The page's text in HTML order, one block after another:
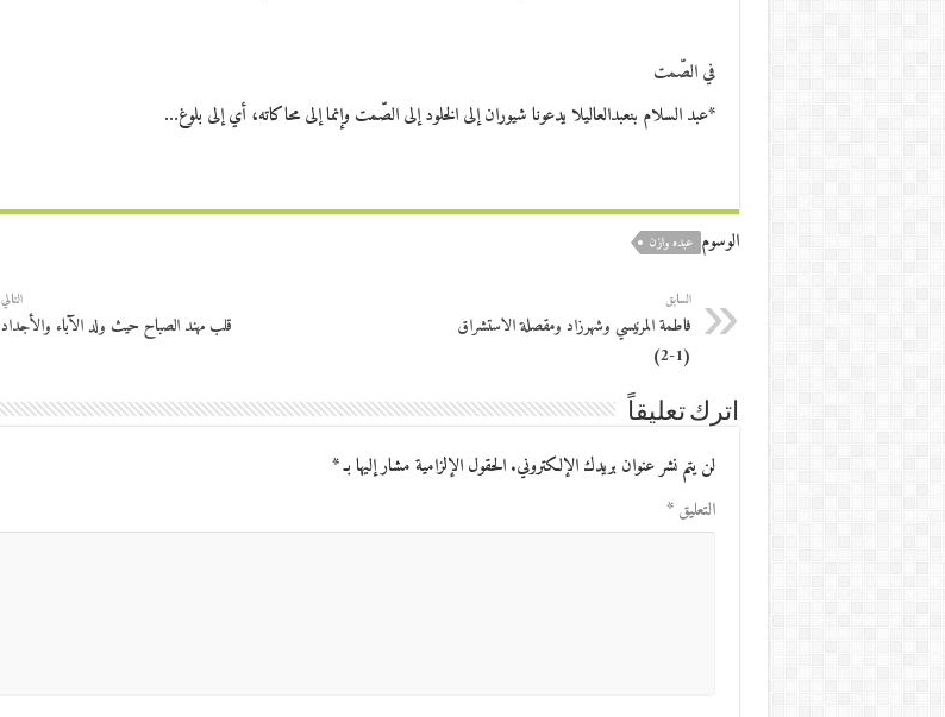
في الصّمت
*عبد السلام بنعبدالعاليلا يدعونا شيوران إلى الخلود إلى الصّمت وإنما إلى محاكاته، أي إلى بلوغ…
الوسوم عبده وازن
السابق
فاطمة المرنيسي وشهرزاد ومقصلة الاستشراق
(1-2)
التالي
قلب مهند الصباح حيث ولد الآباء والأجداد
اترك تعليقاً
لن يتم نشر عنوان بريدك الإلكتروني. الحقول الإلزامية مشار إليها بـ*
التعليق*